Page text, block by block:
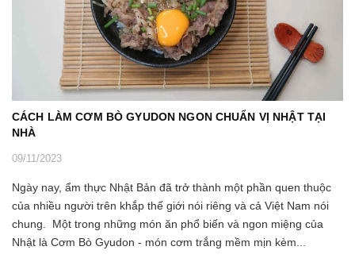
CÁCH LÀM CƠM BÒ GYUDON NGON CHUẨN VỊ NHẬT TẠI
NHÀ
09/11/2023
Ngày nay, ẩm thực Nhật Bản đã trở thành một phần quen thuộc
của nhiều người trên khắp thế giới nói riêng và cả Việt Nam nói
chung. Một trong những món ăn phổ biến và ngon miệng của
Nhật là Cơm Bò Gyudon - món cơm trắng mềm mịn kèm...